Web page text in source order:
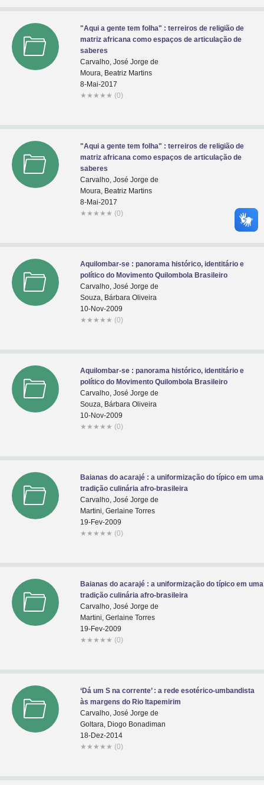
"Aqui a gente tem folha" : terreiros de religião de
matriz africana como espaços de articulação de
saberes
Carvalho, José Jorge de
Moura, Beatriz Martins
8-Mai-2017
★ ★ ★ ★ ★ (0)
"Aqui a gente tem folha" : terreiros de religião de
matriz africana como espaços de articulação de
saberes
Carvalho, José Jorge de
Moura, Beatriz Martins
8-Mai-2017
★ ★ ★ ★ ★ (0)
Aquilombar-se : panorama histórico, identitário e
político do Movimento Quilombola Brasileiro
Carvalho, José Jorge de
Souza, Bárbara Oliveira
10-Nov-2009
★ ★ ★ ★ ★ (0)
Aquilombar-se : panorama histórico, identitário e
político do Movimento Quilombola Brasileiro
Carvalho, José Jorge de
Souza, Bárbara Oliveira
10-Nov-2009
★ ★ ★ ★ ★ (0)
Baianas do acarajé : a uniformização do típico em uma
tradição culinária afro-brasileira
Carvalho, José Jorge de
Martini, Gerlaine Torres
19-Fev-2009
★ ★ ★ ★ ★ (0)
Baianas do acarajé : a uniformização do típico em uma
tradição culinária afro-brasileira
Carvalho, José Jorge de
Martini, Gerlaine Torres
19-Fev-2009
★ ★ ★ ★ ★ (0)
‘Dá um S na corrente’ : a rede esotérico-umbandista
às margens do Rio Itapemirim
Carvalho, José Jorge de
Goltara, Diogo Bonadiman
18-Dez-2014
★ ★ ★ ★ ★ (0)